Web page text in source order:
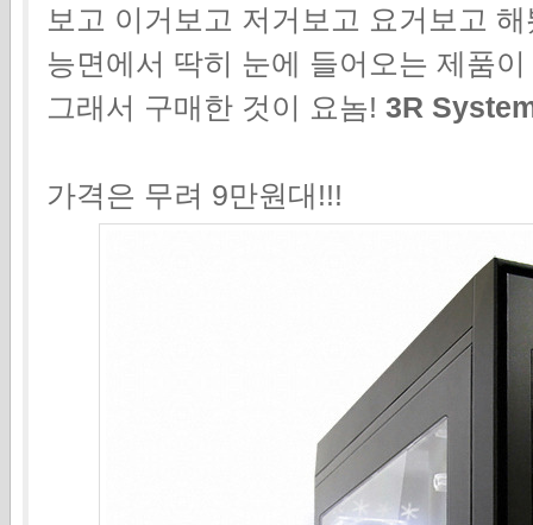
보고 이거보고 저거보고 요거보고
능면에서 딱히 눈에 들어오는 제품
그래서 구매한 것이 요놈! 3R
가격은 무려 9만원대!!!